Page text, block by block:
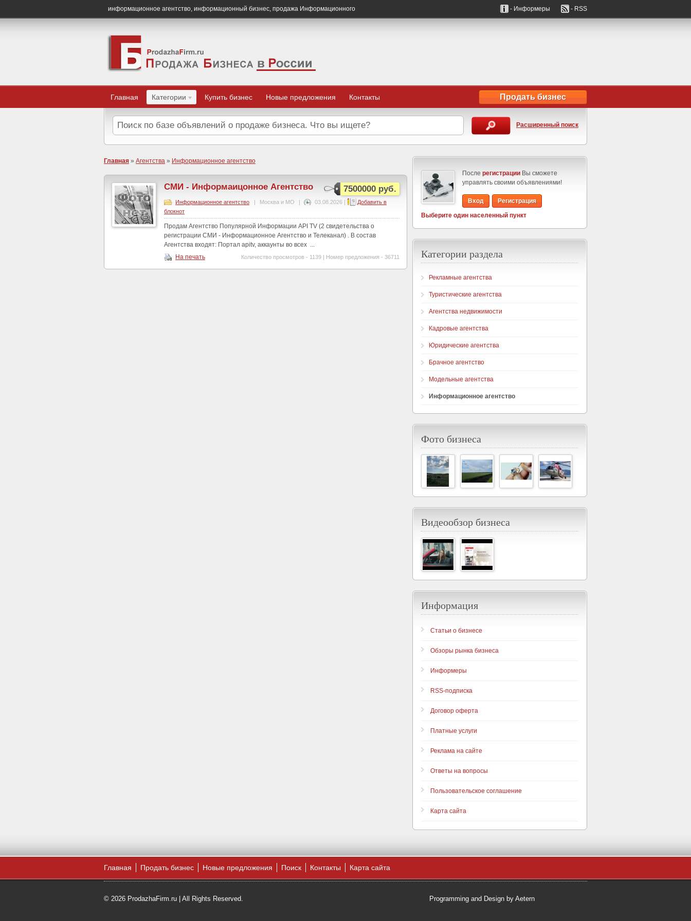
информационное агентство, информационный бизнес, продажа Информационного - Информеры - RSS
Продать бизнес
Главная Категории Купить бизнес Новые предложения Контакты
Расширенный поиск
Главная » Агентства » Информационное агентство
СМИ - Информаицонное Агентство 7500000 руб.
Информационное агентство | Москва и МО | 03.08.2026 |
Добавить в
блокнот
Продам Агентство Популярной Информации API TV (2 свидетельства о
регистрации СМИ - Информационное Агентство и Телеканал) . В состав
Агентства входят: Портал apitv, аккаунты во всех ...
На печать
Количество просмотров - 1139 | Номер предложения - 36711
После регистрации Вы сможете
управлять своими объявлениями!
Вход
Регистрация
Выберите один населенный пункт
Категории раздела
Рекламные агентства
Туристические агентства
Агентства недвижимости
Кадровые агентства
Юридические агентства
Брачное агентство
Модельные агентства
Информационное агентство
Фото бизнеса
Видеообзор бизнеса
Информация
Статьи о бизнесе
Обзоры рынка бизнеса
Информеры
RSS-подписка
Договор оферта
Платные услуги
Реклама на сайте
Ответы на вопросы
Пользовательское соглашение
Карта сайта
Главная Продать бизнес Новые предложения Поиск Контакты Карта сайта
© 2026 ProdazhaFirm.ru | All Rights Reserved. Programming and Design by Aetern